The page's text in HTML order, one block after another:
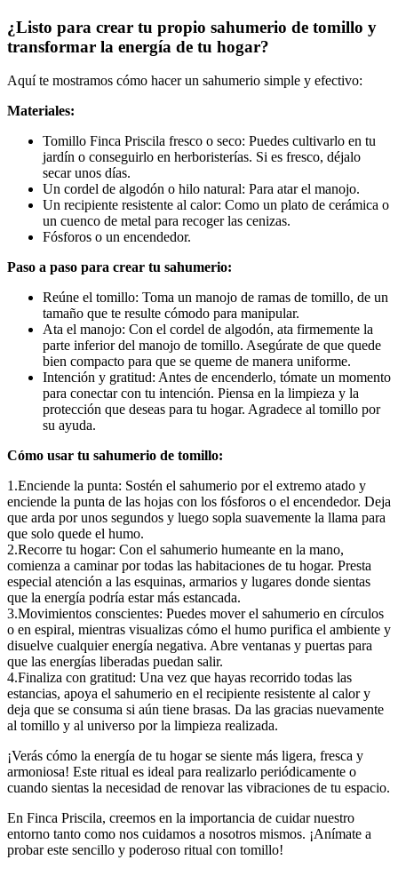
¿Listo para crear tu propio sahumerio de tomillo y
transformar la energía de tu hogar?
Aquí te mostramos cómo hacer un sahumerio simple y efectivo:
Materiales:
Tomillo Finca Priscila fresco o seco: Puedes cultivarlo en tu
jardín o conseguirlo en herboristerías. Si es fresco, déjalo
secar unos días.
Un cordel de algodón o hilo natural: Para atar el manojo.
Un recipiente resistente al calor: Como un plato de cerámica o
un cuenco de metal para recoger las cenizas.
Fósforos o un encendedor.
Paso a paso para crear tu sahumerio:
Reúne el tomillo: Toma un manojo de ramas de tomillo, de un
tamaño que te resulte cómodo para manipular.
Ata el manojo: Con el cordel de algodón, ata firmemente la
parte inferior del manojo de tomillo. Asegúrate de que quede
bien compacto para que se queme de manera uniforme.
Intención y gratitud: Antes de encenderlo, tómate un momento
para conectar con tu intención. Piensa en la limpieza y la
protección que deseas para tu hogar. Agradece al tomillo por
su ayuda.
Cómo usar tu sahumerio de tomillo:
1.Enciende la punta: Sostén el sahumerio por el extremo atado y
enciende la punta de las hojas con los fósforos o el encendedor. Deja
que arda por unos segundos y luego sopla suavemente la llama para
que solo quede el humo.
2.Recorre tu hogar: Con el sahumerio humeante en la mano,
comienza a caminar por todas las habitaciones de tu hogar. Presta
especial atención a las esquinas, armarios y lugares donde sientas
que la energía podría estar más estancada.
3.Movimientos conscientes: Puedes mover el sahumerio en círculos
o en espiral, mientras visualizas cómo el humo purifica el ambiente y
disuelve cualquier energía negativa. Abre ventanas y puertas para
que las energías liberadas puedan salir.
4.Finaliza con gratitud: Una vez que hayas recorrido todas las
estancias, apoya el sahumerio en el recipiente resistente al calor y
deja que se consuma si aún tiene brasas. Da las gracias nuevamente
al tomillo y al universo por la limpieza realizada.
¡Verás cómo la energía de tu hogar se siente más ligera, fresca y
armoniosa! Este ritual es ideal para realizarlo periódicamente o
cuando sientas la necesidad de renovar las vibraciones de tu espacio.
En Finca Priscila, creemos en la importancia de cuidar nuestro
entorno tanto como nos cuidamos a nosotros mismos. ¡Anímate a
probar este sencillo y poderoso ritual con tomillo!